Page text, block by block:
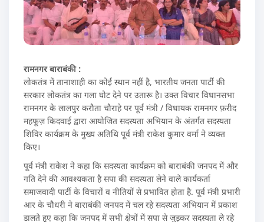
रामनगर बाराबंकी :
लोकतंत्र में तानाशाही का कोई स्थान नहीं है, भारतीय जनता पार्टी की
सरकार लोकतंत्र का गला घोट देने पर उतारू है। उक्त विचार विधानसभा
रामनगर के लालपुर करौता चौराहे पर पूर्व मंत्री / विधायक रामनगर फ़रीद
महफूज़ किदवाई द्वारा आयोजित सदस्यता अभियान के अंतर्गत सदस्यता
शिविर कार्यक्रम के मुख्य अतिथि पूर्व मंत्री राकेश कुमार वर्मा ने व्यक्त
किए।
पूर्व मंत्री राकेश ने कहा कि सदस्यता कार्यक्रम को बाराबंकी जनपद में और
गति देने की आवश्यकता है सपा की सदस्यता लेने वाले कार्यकर्ता
समाजवादी पार्टी के विचारों व नीतियों से प्रभावित होता है. पूर्व मंत्री प्रभारी
आर के चौधरी ने बाराबंकी जनपद में चल रहे सदस्यता अभियान में प्रकाश
डालते हुए कहा कि जनपद में सभी क्षेत्रों में सपा से जुड़कर सदस्यता ले रहे